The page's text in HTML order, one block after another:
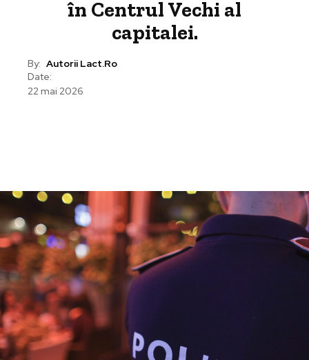
în Centrul Vechi al
capitalei.
By: Autorii Lact.ro
Date:
22 mai 2026